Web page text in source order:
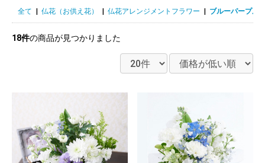
全て 仏花（お供え花） 仏花アレンジメントフラワー ブルーパープル
18件の商品が見つかりました